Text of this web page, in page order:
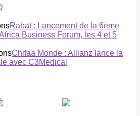
Rabat : Lancement de la 6ème
Business Forum, les 4 et 5
Chifaa Monde : Allianz lance la
avec C3Medical